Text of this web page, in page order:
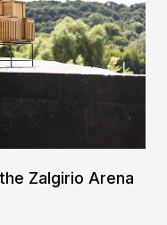
Zalgirio Arena